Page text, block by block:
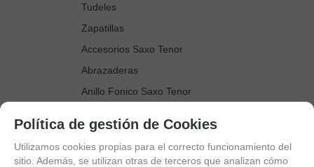
Tudeles
Zapatillas
Accesorios Saxo Tenor
Abrazaderas
Anillo Fonico Saxo Tenor
Boquillas
Boquilleros
Política de gestión de Cookies
Utilizamos cookies propias para el correcto funcionamiento del
sitio. Además, se utilizan otras de terceros que analizan cómo